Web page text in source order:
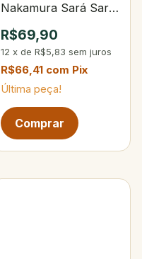
Nakamura Sará Sará
R$69,90
12 x de R$5,83 sem juros
R$66,41 com Pix
Última peça!